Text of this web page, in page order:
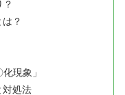
？
現象」
対処法